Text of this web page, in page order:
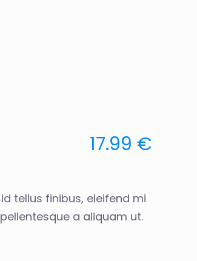
17.99 €
tellus finibus, eleifend mi
a aliquam ut.